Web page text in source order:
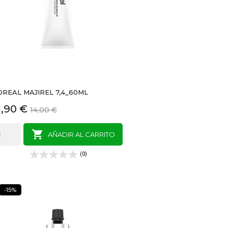
MAJIREL 7,4_60ML
€ Precio
base
14,00 €
 AÑADIR AL CARRITO
(0)
-15%